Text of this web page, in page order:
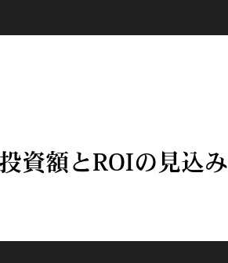
資額とROIの見込み